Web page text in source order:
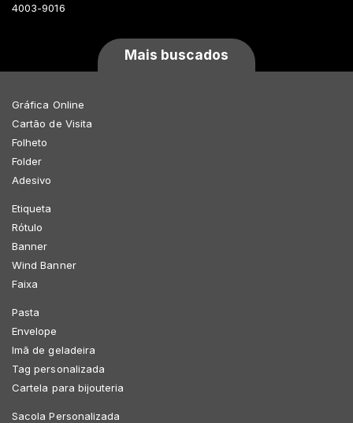
4003-9016
Mais buscados
Gráfica Online
Cartão de Visita
Folheto
Folder
Adesivo
Etiqueta
Rótulo
Banner
Wind Banner
Faixa
Pasta
Envelope
Imã de geladeira
Tag personalizada
Cartela para bijouteria
Sacola Personalizada